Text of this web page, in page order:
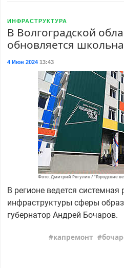
ИНФРАСТРУКТУРА
В Волгоградской
обновляется
4 Июн 202413:43
Фото: Дмитрий Рогулин / "Городские
В регионе ведется
инфраструктуры сферы
губернатор Андрей Бочаров.
капремонт